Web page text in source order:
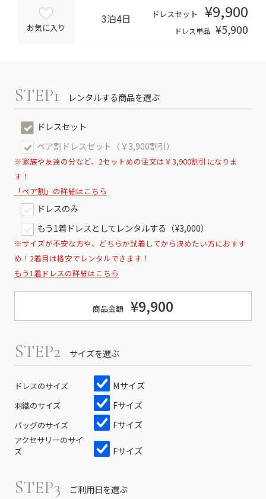
お気に入り
3泊4日 ドレスセット ¥9,900
ドレス単品 ¥5,900
STEP1 レンタルする商品を選ぶ
ドレスセット
ペア割ドレスセット（￥3,900割引）
※家族や友達の分など、2セットめの注文は￥3,900割引になりま
す！
「ペア割」の詳細はこちら
ドレスのみ
もう1着ドレスとしてレンタルする（¥3,000）
※サイズが不安な方や、どちらか試着してから決めたい方におすす
め！2着目は格安でレンタルできます！
もう1着ドレスの詳細はこちら
商品金額 ¥9,900
STEP2 サイズを選ぶ
ドレスのサイズ Mサイズ
羽織のサイズ Fサイズ
バッグのサイズ Fサイズ
アクセサリーのサイ
ズ
Fサイズ
STEP3 ご利用日を選ぶ